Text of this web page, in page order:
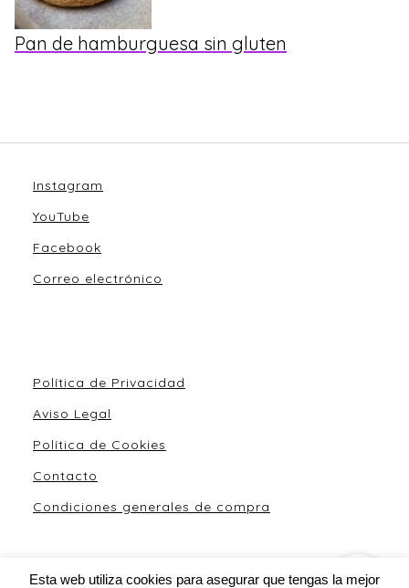
Pan de hamburguesa sin gluten
Instagram
YouTube
Facebook
Correo electrónico
Política de Privacidad
Aviso Legal
Política de Cookies
Contacto
Condiciones generales de compra
Esta web utiliza cookies para asegurar que tengas la mejor